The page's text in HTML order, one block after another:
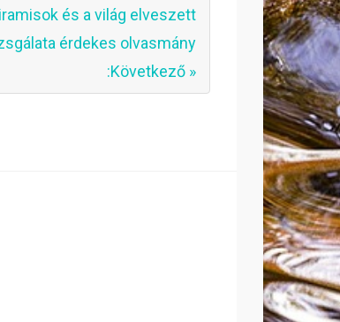
és a világ elveszett
érdekes olvasmány
:Következő »